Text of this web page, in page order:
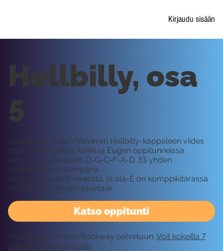
Kirjaudu sisään
Katso oppitunti
Hellbilly, osa
5
Opetellaan Euge Valovirran Hellbilly-kappaleen viides
osa. Vire on näissä kaikissa Eugen oppitunneissa
alimmasta ylimpään: D-G-C-F-A-D. Eli yhden
sävelaskeleen alempana
ns. normaalista E-vireestä, ja ala-E on komppikitarassa
viritetty vielä yhden sävelask
Vaatii kirjautumisen Rockway palveluun. Voit kokeilla 7
päivää ilmaiseksi tästä!